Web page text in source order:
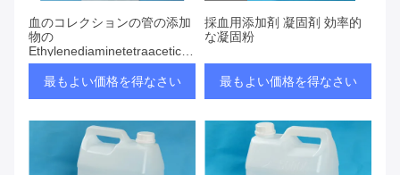
血のコレクションの管の添加
物の
Ethylenediaminetetraacetic酸
のDisodium塩
最もよい価格を得なさい
採血用添加剤 凝固剤 効率的
な凝固粉
最もよい価格を得なさい